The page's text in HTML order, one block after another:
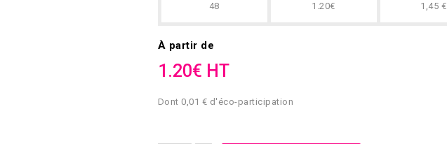
48 1.20€ 1,45 €
À partir de
1.20€ HT
Dont 0,01 € d'éco-participation